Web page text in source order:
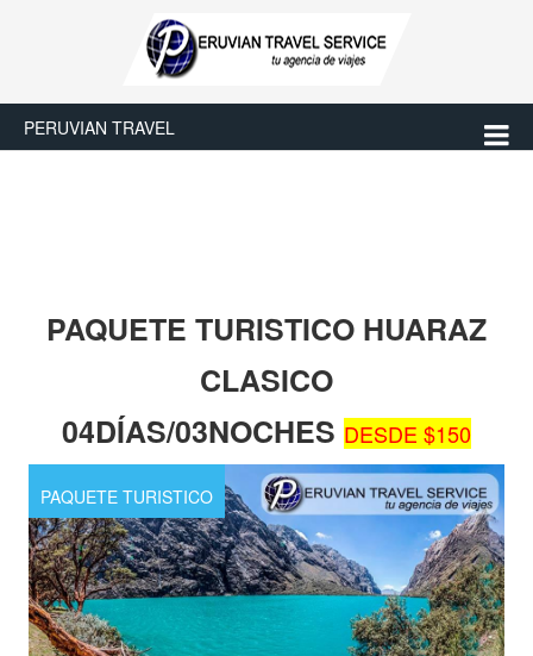
PERUVIAN TRAVEL
PAQUETE TURISTICO HUARAZ
CLASICO
04DÍAS/03NOCHES DESDE $150
PAQUETE TURISTICO